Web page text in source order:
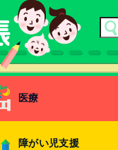
医療
障がい児支援